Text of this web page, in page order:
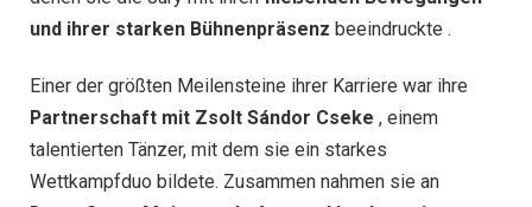
und ihrer starken Bühnenpräsenz beeindruckte .
Einer der größten Meilensteine ​​ihrer Karriere war ihre
Partnerschaft mit Zsolt Sándor Cseke , einem
talentierten Tänzer, mit dem sie ein starkes
Wettkampfduo bildete. Zusammen nahmen sie an